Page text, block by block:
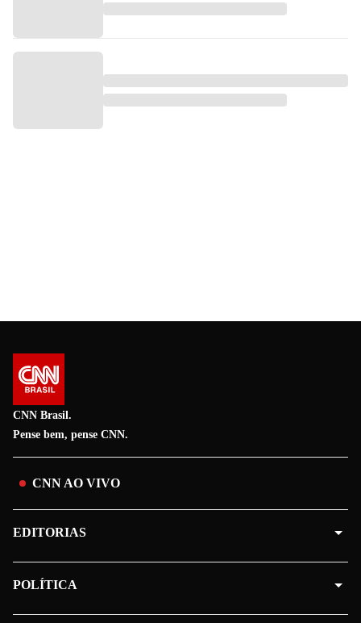
CNN Brasil.
Pense bem, pense CNN.
CNN AO VIVO
EDITORIAS
POLÍTICA